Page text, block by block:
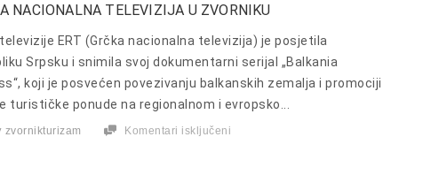
NACIONALNA TELEVIZIJA U ZVORNIKU
ERT (Grčka nacionalna televizija) je posjetila
Srpsku i snimila svoj dokumentarni serijal „Balkania
koji je posvećen povezivanju balkanskih zemalja i promociji
turističke ponude na regionalnom i evropsko...
zvornikturizam Komentari isključeni